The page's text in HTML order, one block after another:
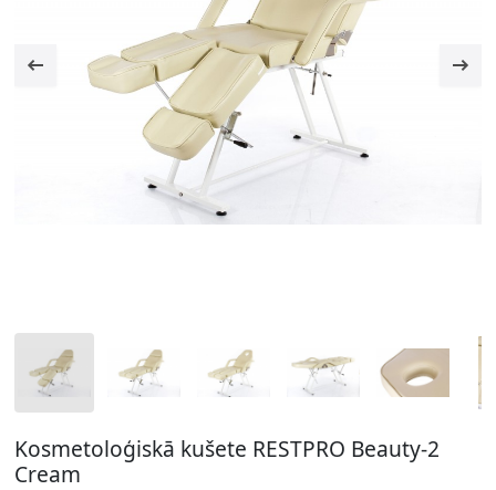
Kosmetoloģiskā kušete RESTPRO Beauty-2
Cream